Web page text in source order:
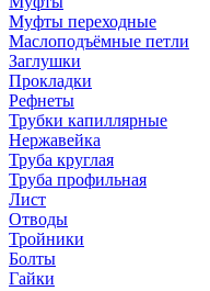
Муфты переходные
Маслоподъёмные петли
Заглушки
Прокладки
Рефнеты
Трубки капиллярные
Нержавейка
Труба круглая
Труба профильная
Лист
Отводы
Тройники
Болты
Гайки